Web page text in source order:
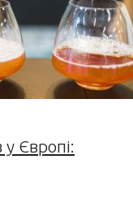
Європі: